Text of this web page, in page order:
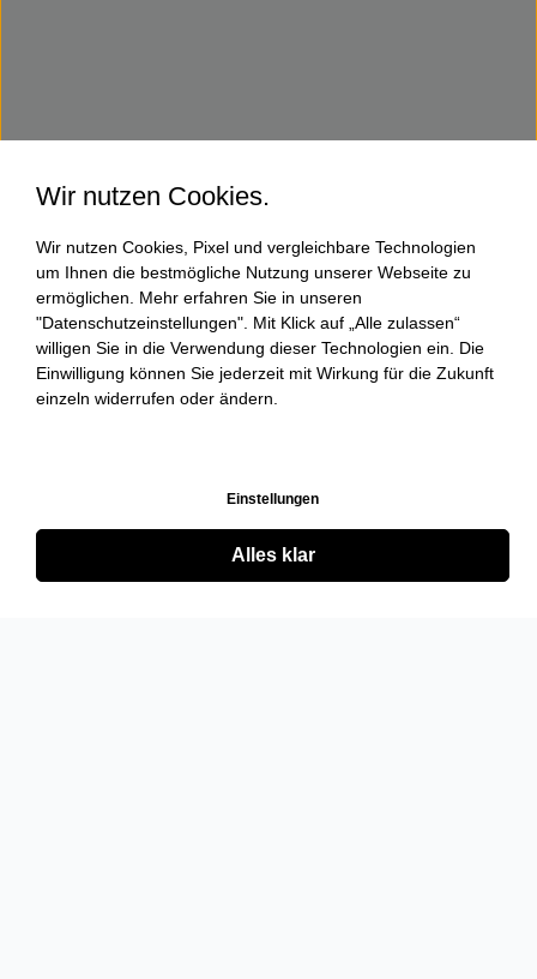
Wir nutzen Cookies.
Wir nutzen Cookies, Pixel und vergleichbare Technologien
um Ihnen die bestmögliche Nutzung unserer Webseite zu
ermöglichen. Mehr erfahren Sie in unseren
"Datenschutzeinstellungen". Mit Klick auf „Alle zulassen“
willigen Sie in die Verwendung dieser Technologien ein. Die
Einwilligung können Sie jederzeit mit Wirkung für die Zukunft
einzeln widerrufen oder ändern.
Einstellungen
Alles klar